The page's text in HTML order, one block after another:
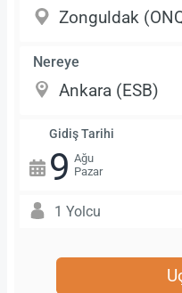
Nereye
Gidiş Tarihi
9 Ağu
Pazar
1 Yolcu